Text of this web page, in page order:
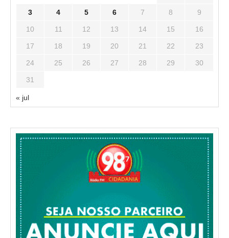
3 4 5 6 7 8 9
10 11 12 13 14 15 16
17 18 19 20 21 22 23
24 25 26 27 28 29 30
31
« jul